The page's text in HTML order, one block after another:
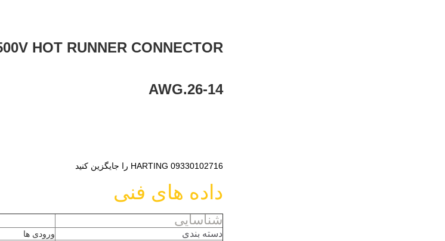
HOT RUNNER CONNECTOR.
AWG.26-14
HARTING 09330102716 را جایگزین کنید
داده های فنی
شناسایی
دسته بندی
ورودی ها